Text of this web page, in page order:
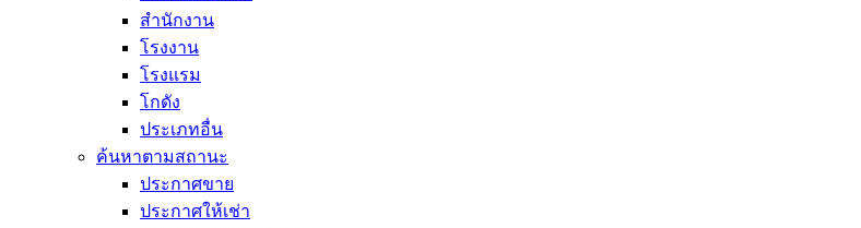
สำนักงาน
โรงงาน
โรงแรม
โกดัง
ประเภทอื่น
ค้นหาตามสถานะ
ประกาศขาย
ประกาศให้เช่า